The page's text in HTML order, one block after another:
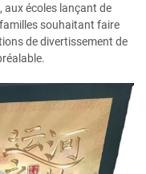
écoles lançant de
souhaitant faire
de divertissement de